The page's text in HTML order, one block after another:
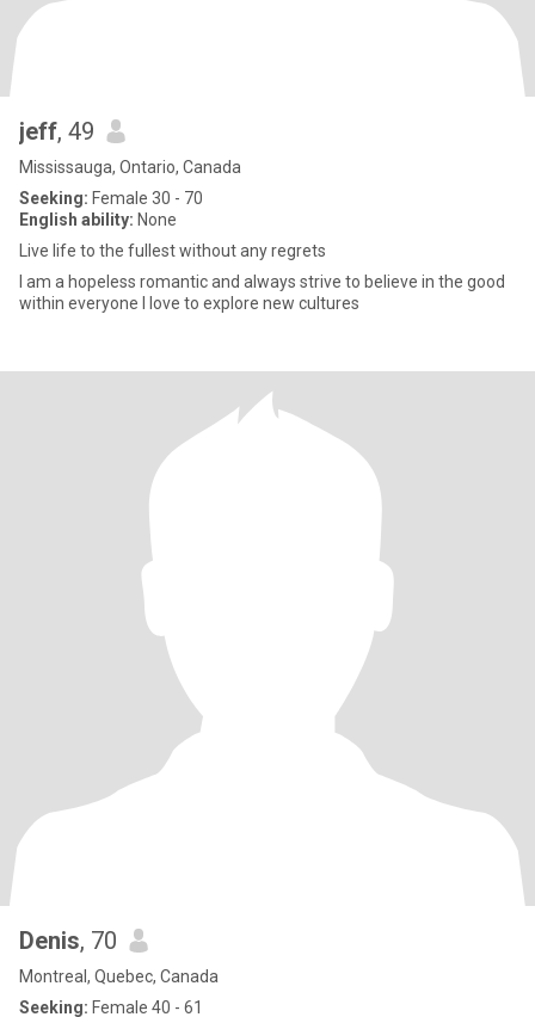
jeff, 49
Mississauga, Ontario, Canada
Seeking: Female 30 - 70
English ability: None
Live life to the fullest without any regrets
I am a hopeless romantic and always strive to believe in the good
within everyone l love to explore new cultures
Denis, 70
Montreal, Quebec, Canada
Seeking: Female 40 - 61